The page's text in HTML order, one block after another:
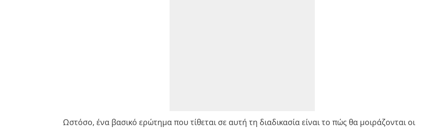
Ωστόσο, ένα βασικό ερώτημα που τίθεται σε αυτή τη διαδικασία είναι το πώς θα μοιράζονται οι